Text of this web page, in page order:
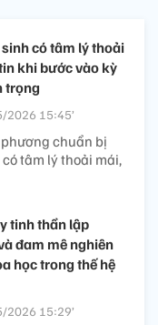
có tâm lý thoải
khi bước vào kỳ
trọng
2026 15:45’
chuẩn bị
tâm lý thoải mái,
tinh thần lập
đam mê nghiên
học trong thế hệ
2026 15:29’